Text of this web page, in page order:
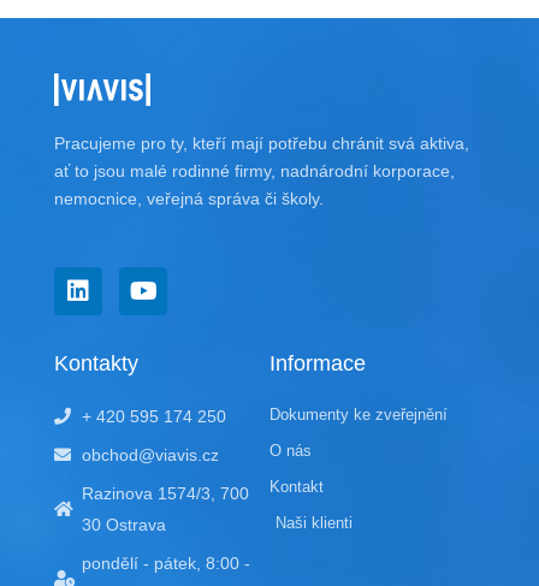
Pracujeme pro ty, kteří mají potřebu chránit svá aktiva,
ať to jsou malé rodinné firmy, nadnárodní korporace,
nemocnice, veřejná správa či školy.
L
i
e
n
Y
o
e
Kontakty
+ 420 595 174 250
obchod@viavis.cz
Razinova 1574/3, 700
30 Ostrava
pondělí - pátek, 8:00 -
Informace
Dokumenty ke zveřejnění
O nás
Kontakt
Naši klienti